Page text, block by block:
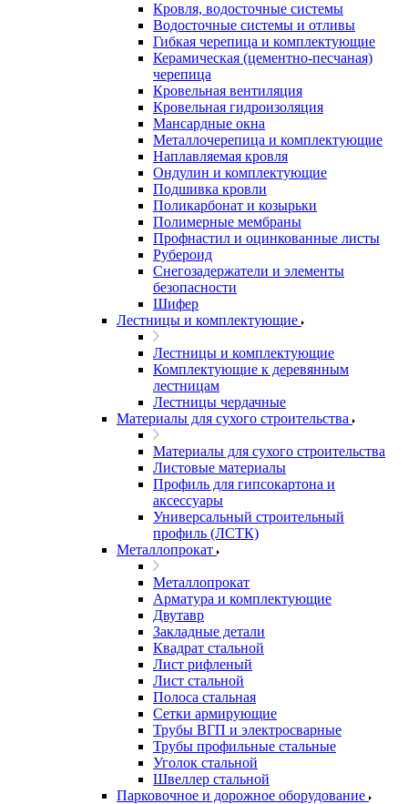
Кровля, водосточные системы
Водосточные системы и отливы
Гибкая черепица и комплектующие
Керамическая (цементно-песчаная)
черепица
Кровельная вентиляция
Кровельная гидроизоляция
Мансардные окна
Металлочерепица и комплектующие
Наплавляемая кровля
Ондулин и комплектующие
Подшивка кровли
Поликарбонат и козырьки
Полимерные мембраны
Профнастил и оцинкованные листы
Рубероид
Снегозадержатели и элементы
безопасности
Шифер
Лестницы и комплектующие
Лестницы и комплектующие
Комплектующие к деревянным
лестницам
Лестницы чердачные
Материалы для сухого строительства
Материалы для сухого строительства
Листовые материалы
Профиль для гипсокартона и
аксессуары
Универсальный строительный
профиль (ЛСТК)
Металлопрокат
Металлопрокат
Арматура и комплектующие
Двутавр
Закладные детали
Квадрат стальной
Лист рифленый
Лист стальной
Полоса стальная
Сетки армирующие
Трубы ВГП и электросварные
Трубы профильные стальные
Уголок стальной
Швеллер стальной
Парковочное и дорожное оборудование